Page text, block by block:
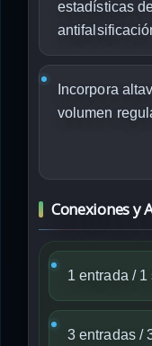
estadísticas
Incorpora
volumen
Conexiones y
1 entrada /
3 entradas /